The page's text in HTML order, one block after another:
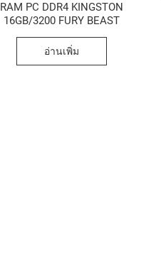
RAM PC DDR4 KINGSTON
16GB/3200 FURY BEAST
อ่านเพิ่ม